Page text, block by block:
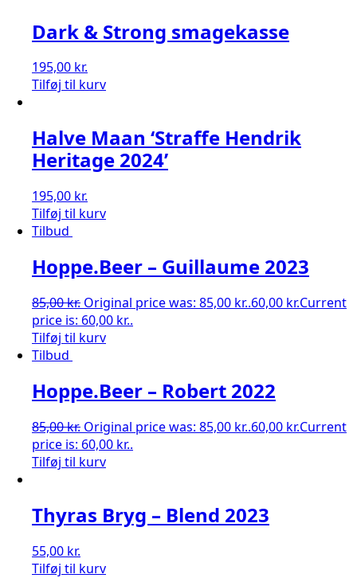
Dark & Strong smagekasse
195,00 kr.
Tilføj til kurv
Halve Maan ‘Straffe Hendrik
Heritage 2024’
195,00 kr.
Tilføj til kurv
Tilbud
Hoppe.Beer – Guillaume 2023
85,00kr. Original price was: 85,00 kr..60,00 kr.Current
price is: 60,00 kr..
Tilføj til kurv
Tilbud
Hoppe.Beer – Robert 2022
85,00kr. Original price was: 85,00 kr..60,00 kr.Current
price is: 60,00 kr..
Tilføj til kurv
Thyras Bryg – Blend 2023
55,00 kr.
Tilføj til kurv